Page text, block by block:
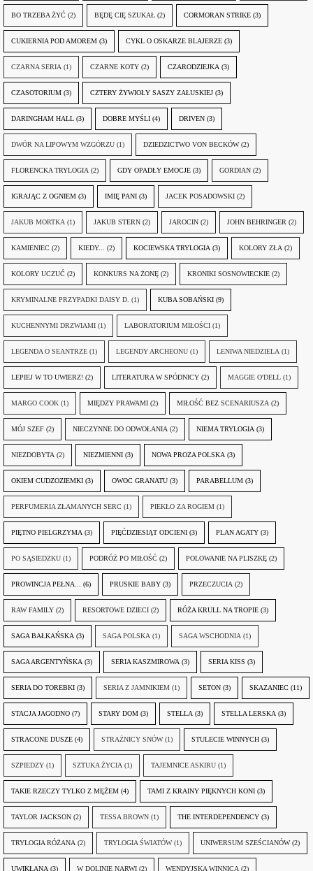
BO TRZEBA ŻYĆ (2) BĘDĘ CIĘ SZUKAŁ (2) CORMORAN STRIKE (3)
CUKIERNIA POD AMOREM (3) CYKL O OSKARZE BLAJERZE (3)
CZARNA SERIA (1) CZARNE KOTY (2) CZARODZIEJKA (3)
CZASOTORIUM (3) CZTERY ŻYWIOŁY SASZY ZAŁUSKIEJ (3)
DARINGHAM HALL (3) DOBRE MYŚLI (4) DRIVEN (3)
DWÓR NA LIPOWYM WZGÓRZU (1) DZIEDZICTWO VON BECKÓW (2)
FLORENCKA TRYLOGIA (2) GDY OPADŁY EMOCJE (3) GORDIAN (2)
IGRAJĄC Z OGNIEM (3) IMIĘ PANI (3) JACEK POSADOWSKI (2)
JAKUB MORTKA (1) JAKUB STERN (2) JAROCIN (2) JOHN BEHRINGER (2)
KAMIENIEC (2) KIEDY... (2) KOCIEWSKA TRYLOGIA (3) KOLORY ZŁA (2)
KOLORY UCZUĆ (2) KONKURS NA ŻONĘ (2) KRONIKI SOSNOWIECKIE (2)
KRYMINALNE PRZYPADKI DAISY D. (1) KUBA SOBAŃSKI (9)
KUCHENNYMI DRZWIAMI (1) LABORATORIUM MIŁOŚCI (1)
LEGENDA O SEANTRZE (1) LEGENDY ARCHEONU (1) LENIWA NIEDZIELA (1)
LEPIEJ W TO UWIERZ! (2) LITERATURA W SPÓDNICY (2) MAGGIE O'DELL (1)
MARGO COOK (1) MIĘDZY PRAWAMI (2) MIŁOŚĆ BEZ SCENARIUSZA (2)
MÓJ SZEF (2) NIECZYNNE DO ODWOŁANIA (2) NIEMA TRYLOGIA (3)
NIEZDOBYTA (2) NIEZMIENNI (3) NOWA PROZA POLSKA (3)
OKIEM CUDZOZIEMKI (3) OWOC GRANATU (3) PARABELLUM (3)
PERFUMERIA ZŁAMANYCH SERC (1) PIEKŁO ZA ROGIEM (1)
PIĘTNO PIELGRZYMA (3) PIĘĆDZIESIĄT ODCIENI (3) PLAN AGATY (3)
PO SĄSIEDZKU (1) PODRÓŻ PO MIŁOŚĆ (2) POLOWANIE NA PLISZKĘ (2)
PROWINCJA PEŁNA... (6) PRUSKIE BABY (3) PRZECZUCIA (2)
RAW FAMILY (2) RESORTOWE DZIECI (2) RÓŻA KRULL NA TROPIE (3)
SAGA BAŁKAŃSKA (3) SAGA POLSKA (1) SAGA WSCHODNIA (1)
SAGA ARGENTYŃSKA (3) SERIA KASZMIROWA (3) SERIA KISS (3)
SERIA DO TOREBKI (3) SERIA Z JAMNIKIEM (1) SETON (3) SKAZANIEC (11)
STACJA JAGODNO (7) STARY DOM (3) STELLA (3) STELLA LERSKA (3)
STRACONE DUSZE (4) STRAŻNICY SNÓW (1) STULECIE WINNYCH (3)
SZPIEDZY (1) SZTUKA ŻYCIA (1) TAJEMNICE ASKIRU (1)
TAKIE RZECZY TYLKO Z MĘŻEM (4) TAMI Z KRAINY PIĘKNYCH KONI (3)
TAYLOR JACKSON (2) TESSA BROWN (1) THE INTERDEPENDENCY (3)
TRYLOGIA RÓŻANA (2) TRYLOGIA ŚWIATÓW (1) UNIWERSUM SZEŚCIANÓW (2)
UWIKŁANA (3) W DOLINIE NARWI (2) WENDYJSKA WINNICA (2)